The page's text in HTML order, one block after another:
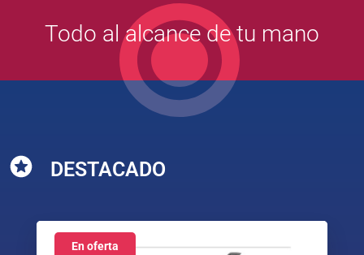
Todo al alcance de tu mano
DESTACADO
En oferta